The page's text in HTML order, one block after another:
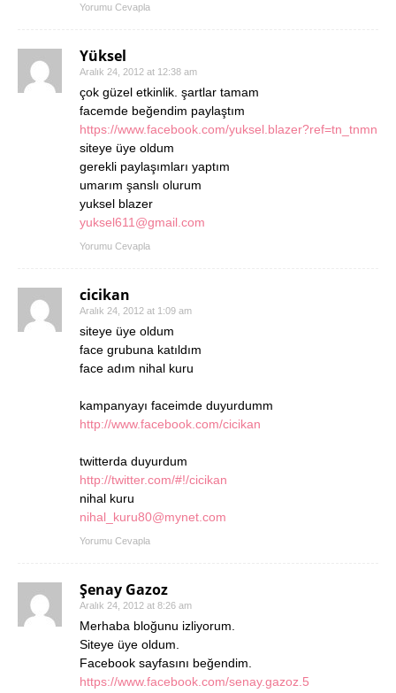
Yorumu Cevapla
Yüksel
Aralık 24, 2012 at 12:38 am
çok güzel etkinlik. şartlar tamam
facemde beğendim paylaştım
https://www.facebook.com/yuksel.blazer?ref=tn_tnmn
siteye üye oldum
gerekli paylaşımları yaptım
umarım şanslı olurum
yuksel blazer
yuksel611@gmail.com
Yorumu Cevapla
cicikan
Aralık 24, 2012 at 1:09 am
siteye üye oldum
face grubuna katıldım
face adım nihal kuru
kampanyayı faceimde duyurdumm
http://www.facebook.com/cicikan
twitterda duyurdum
http://twitter.com/#!/cicikan
nihal kuru
nihal_kuru80@mynet.com
Yorumu Cevapla
Şenay Gazoz
Aralık 24, 2012 at 8:26 am
Merhaba bloğunu izliyorum.
Siteye üye oldum.
Facebook sayfasını beğendim.
https://www.facebook.com/senay.gazoz.5